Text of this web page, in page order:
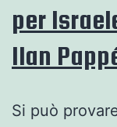
per
Ilan
Si può